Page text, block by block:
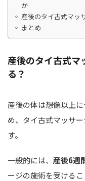
か
産後のタイ古式マッ
まとめ
産後のタイ古式マ
る？
産後の体は想像以上
め、タイ古式マッサ
す。
一般的には、 産後6週
ージの施術を受ける